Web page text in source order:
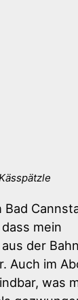
Bad
mein
der
Auch im
was